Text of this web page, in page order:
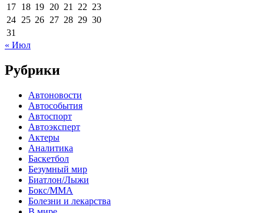
17 18 19 20 21 22 23
24 25 26 27 28 29 30
31
« Июл
Рубрики
Автоновости
Автособытия
Автоспорт
Автоэксперт
Актеры
Аналитика
Баскетбол
Безумный мир
Биатлон/Лыжи
Бокс/MMA
Болезни и лекарства